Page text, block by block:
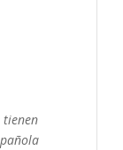
tienen